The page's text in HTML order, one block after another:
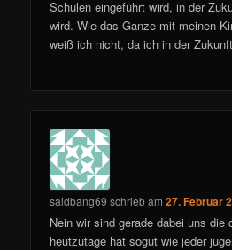
Schulen eingeführt wird, in der
wird. Wie das Ganze mit meinen
weiß ich nicht, da ich in der
saidbang69 schriebam27. Februar
Nein wir sind gerade dabei uns die
heutzutage hat sogut wie jeder